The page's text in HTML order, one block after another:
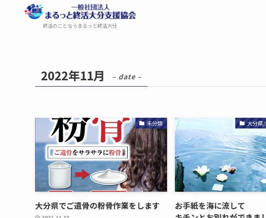
終活のことならまるっと終活大分
2022年11月 – date –
未分類
大分県で​ご遺骨の​粉骨作業を​します
大分県
お手紙を​海に​流して​